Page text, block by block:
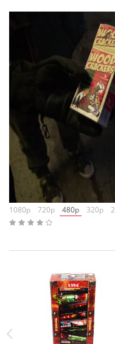
1080p
720p 480p 320p